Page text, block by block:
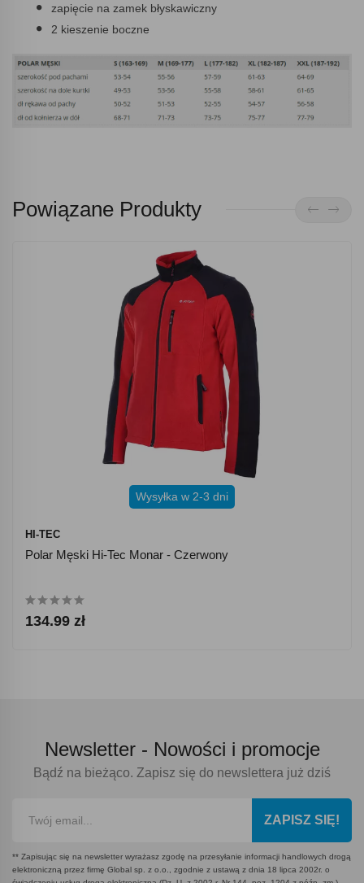
zapięcie na zamek błyskawiczny
2 kieszenie boczne
Powiązane Produkty
Wysyłka w 2-3 dni
HI-TEC
Polar Męski Hi-Tec Monar - Czerwony
134.99 zł
Newsletter - Nowości i promocje
Bądź na bieżąco. Zapisz się do newslettera już dziś
ZAPISZ SIĘ!
** Zapisując się na newsletter wyrażasz zgodę na przesyłanie informacji handlowych drogą
elektroniczną przez firmę Global sp. z o.o., zgodnie z ustawą z dnia 18 lipca 2002r. o